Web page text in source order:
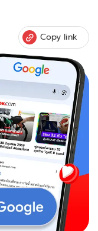
Copy link